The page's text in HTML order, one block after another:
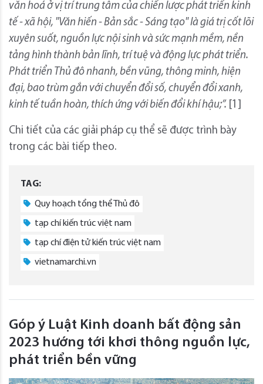
văn hoá ở vị trí trung tâm của chiến lược phát triển kinh
tế - xã hội, "Văn hiến - Bản sắc - Sáng tạo" là giá trị cốt lõi
xuyên suốt, nguồn lực nội sinh và sức mạnh mềm, nền
tảng hình thành bản lĩnh, trí tuệ và động lực phát triển.
Phát triển Thủ đô nhanh, bền vũng, thông minh, hiện
đại, bao trùm gắn với chuyển đổi số, chuyển đổi xanh,
kinh tế tuần hoàn, thích ứng với biến đổi khí hậu;”.
[1]
Chi tiết của các giải pháp cụ thể sẽ được trình bày
trong các bài tiếp theo.
TAG:
Quy hoạch tổng thể Thủ đô
tạp chí kiến trúc việt nam
tạp chí điện tử kiến trúc việt nam
vietnamarchi.vn
Góp ý Luật Kinh doanh bất động sản
2023 hướng tới khơi thông nguồn lực,
phát triển bền vững